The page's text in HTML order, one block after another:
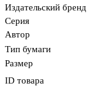
Издательский бренд
Серия
Автор
Тип бумаги
Размер
ID товара